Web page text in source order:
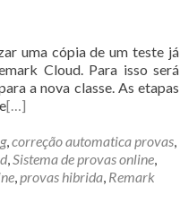
uma cópia de um teste já
Cloud. Para isso será
a nova classe. As etapas
[…]
,correção automatica provas,
,Sistema de provas online,
,provas hibrida, Remark